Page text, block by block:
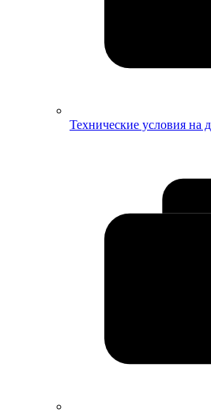
Технические условия на